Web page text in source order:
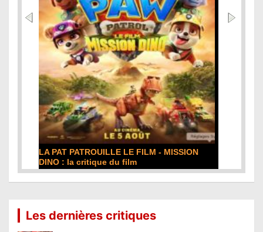
DE LA COMÉDIE-FRANÇAISE : la critique du
film
Les dernières critiques